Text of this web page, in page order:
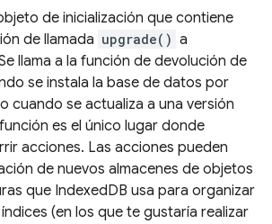
de inicialización que contiene
de llamada upgrade() a
llama a la función de devolución de
se instala la base de datos por
cuando se actualiza a una versión
es el único lugar donde
acciones. Las acciones pueden
de nuevos almacenes de objetos
que IndexedDB usa para organizar
(en los que te gustaría realizar